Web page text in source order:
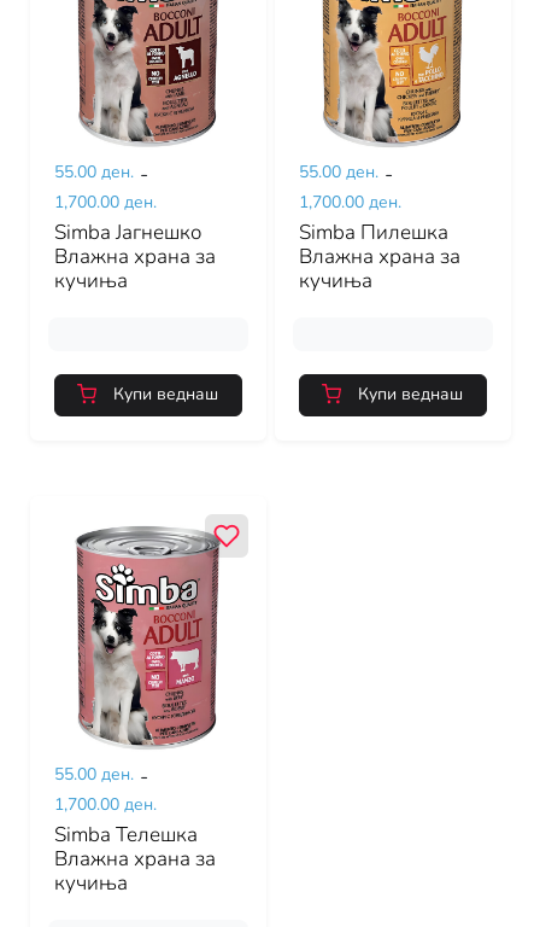
55.00 ден. -
1,700.00 ден.
Simba Јагнешко
Влажна храна за
кучиња
Купи веднаш
55.00 ден. -
1,700.00 ден.
Simba Пилешка
Влажна храна за
кучиња
Купи веднаш
55.00 ден. -
1,700.00 ден.
Simba Телешка
Влажна храна за
кучиња